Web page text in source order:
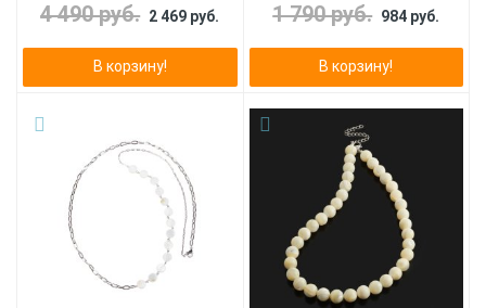
4 490 руб. 2 469 руб.
В корзину!
1 790 руб. 984 руб.
В корзину!